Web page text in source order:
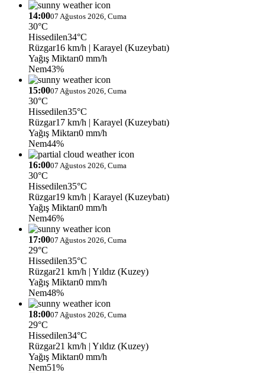
14:0007 Ağustos 2026, Cuma
30°C
Hissedilen34°C
Rüzgar16 km/h | Karayel (Kuzeybatı)
Yağış Miktarı0 mm/h
Nem43%
15:0007 Ağustos 2026, Cuma
30°C
Hissedilen35°C
Rüzgar17 km/h | Karayel (Kuzeybatı)
Yağış Miktarı0 mm/h
Nem44%
16:0007 Ağustos 2026, Cuma
30°C
Hissedilen35°C
Rüzgar19 km/h | Karayel (Kuzeybatı)
Yağış Miktarı0 mm/h
Nem46%
17:0007 Ağustos 2026, Cuma
29°C
Hissedilen35°C
Rüzgar21 km/h | Yıldız (Kuzey)
Yağış Miktarı0 mm/h
Nem48%
18:0007 Ağustos 2026, Cuma
29°C
Hissedilen34°C
Rüzgar21 km/h | Yıldız (Kuzey)
Yağış Miktarı0 mm/h
Nem51%